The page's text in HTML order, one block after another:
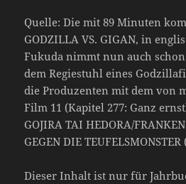
Quelle: Die mit 89 Minuten
GODZILLA VS. GIGAN, in
Fukuda nimmt nun auch
dem Regiestuhl eines
die Produzenten mit dem von
Film 11 (Kapitel 277: Ganz
GOJIRA TAI HEDORA/
GEGEN DIE
Dieser Inhalt ist nur für